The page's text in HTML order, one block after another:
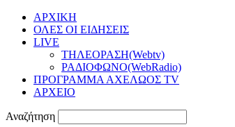
ΑΡΧΙΚΗ
ΟΛΕΣ ΟΙ ΕΙΔΗΣΕΙΣ
LIVE
ΤΗΛΕΟΡΑΣΗ(Webtv)
ΡΑΔΙΟΦΩΝΟ(WebRadio)
ΠΡΟΓΡΑΜΜΑ ΑΧΕΛΩΟΣ TV
ΑΡΧΕΙΟ
Αναζήτηση